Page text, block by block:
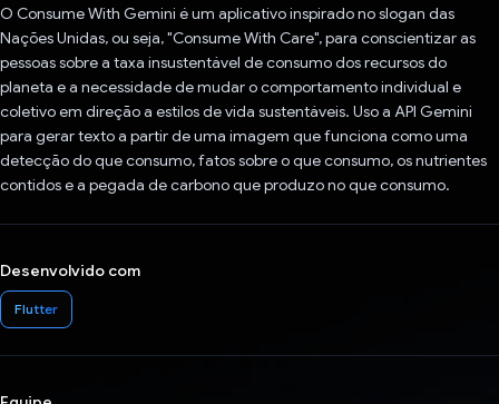
O Consume With Gemini é um aplicativo inspirado no slogan das
Nações Unidas, ou seja, "Consume With Care", para conscientizar as
pessoas sobre a taxa insustentável de consumo dos recursos do
planeta e a necessidade de mudar o comportamento individual e
coletivo em direção a estilos de vida sustentáveis. Uso a API Gemini
para gerar texto a partir de uma imagem que funciona como uma
detecção do que consumo, fatos sobre o que consumo, os nutrientes
contidos e a pegada de carbono que produzo no que consumo.
Desenvolvido com
Flutter